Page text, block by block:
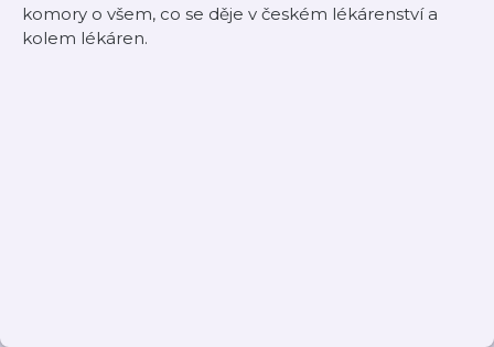
komory o všem, co se děje v českém lékárenství a
kolem lékáren.